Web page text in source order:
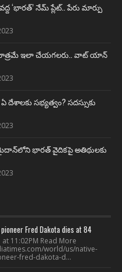
‘భారత్’ నేమ్ ప్లేట్‌.. పేరు మార్పు
మాత్రమే ఇలా చేయగలరు.. వాట్ యాన్
దేశాలకు సభ్యత్వం? సదస్సుకు
మైదాన్‌లోని భారత్ వైదికపై అతిథులకు
Fred Dakota dies at 84
11:02PM Read More
world/us/native-
fred-dakota-d...